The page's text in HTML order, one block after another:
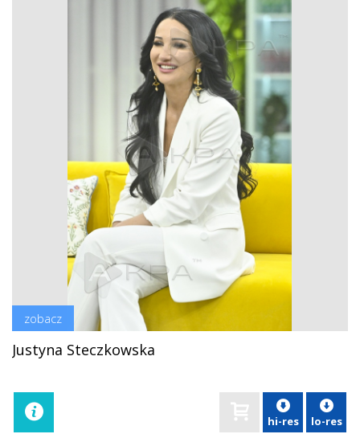
zobacz
Justyna Steczkowska
hi-res lo-res